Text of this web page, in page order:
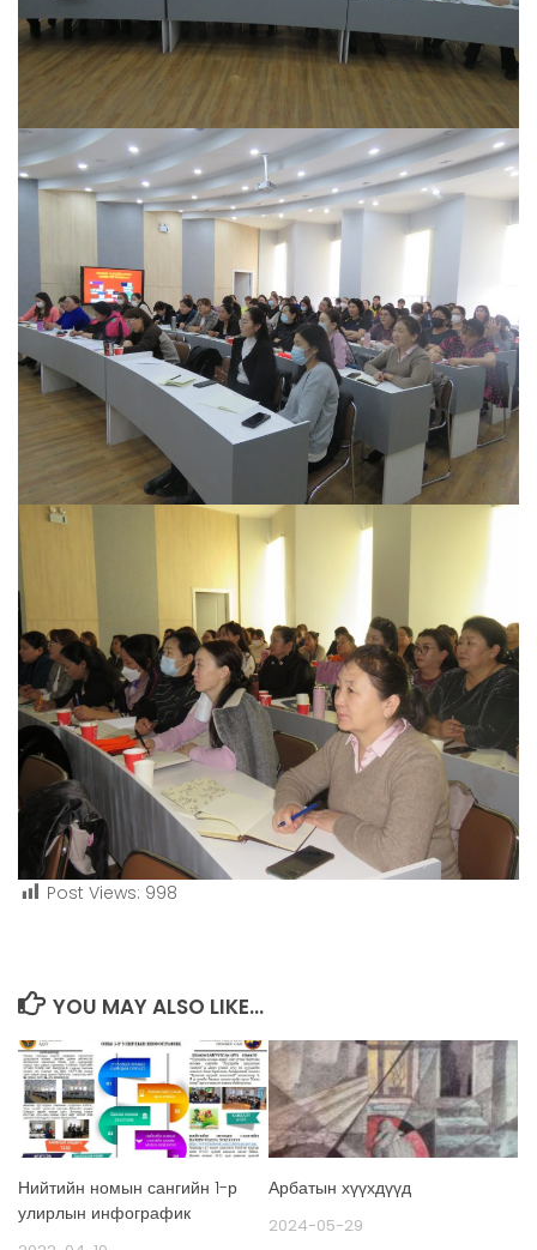
Post Views: 998
YOU MAY ALSO LIKE...
Нийтийн номын сангийн 1-р
улирлын инфографик
Арбатын хүүхдүүд
2024-05-29